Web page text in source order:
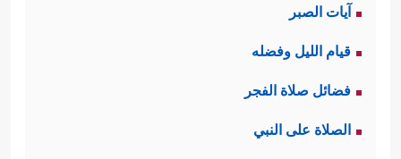
آيات الصبر
قيام الليل وفضله
فضائل صلاة الفجر
الصلاة على النبي